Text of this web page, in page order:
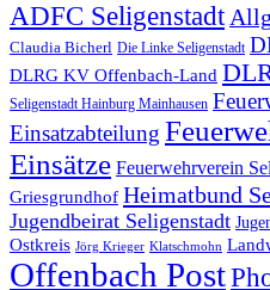
ADFC Seligenstadt
Claudia Bicherl Die Linke Seligenstadt
DLRG KV Offenbach-Land
Seligenstadt Hainburg Mainhausen
Einsatzabteilung
Einsätze Feuerwehrverein
Griesgrundhof Heimatbund
Jugendbeirat Seligenstadt
Ostkreis Jörg Krieger Klatschmohn
Offenbach Post